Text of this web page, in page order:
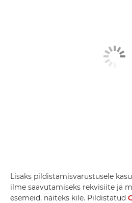
Lisaks pildistamisvarustusele
ilme saavutamiseks rekvisiite ja
esemeid, näiteks kile. Pildistatud